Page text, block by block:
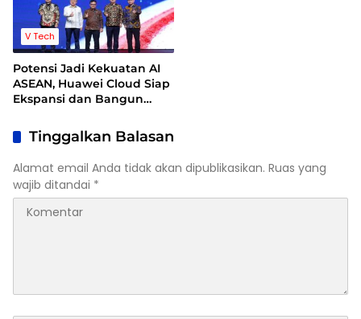
V Tech
Potensi Jadi Kekuatan AI
ASEAN, Huawei Cloud Siap
Ekspansi dan Bangun
di Indonesia
Tinggalkan Balasan
Alamat email Anda tidak akan dipublikasikan. Ruas yang
wajib ditandai *